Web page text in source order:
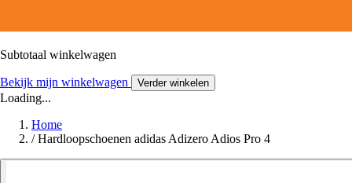
Subtotaal winkelwagen
Bekijk mijn winkelwagen Verder winkelen
Loading...
Home
/ Hardloopschoenen adidas Adizero Adios Pro 4